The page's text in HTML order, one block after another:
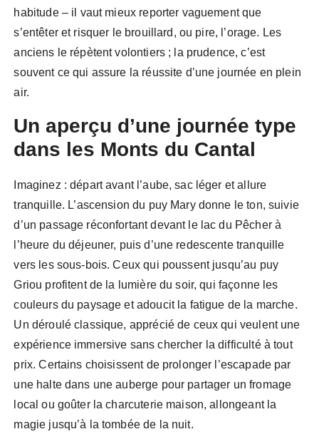
habitude – il vaut mieux reporter vaguement que
s’entêter et risquer le brouillard, ou pire, l’orage. Les
anciens le répètent volontiers ; la prudence, c’est
souvent ce qui assure la réussite d’une journée en plein
air.
Un aperçu d’une journée type
dans les Monts du Cantal
Imaginez : départ avant l’aube, sac léger et allure
tranquille. L’ascension du puy Mary donne le ton, suivie
d’un passage réconfortant devant le lac du Pêcher à
l’heure du déjeuner, puis d’une redescente tranquille
vers les sous-bois. Ceux qui poussent jusqu’au puy
Griou profitent de la lumière du soir, qui façonne les
couleurs du paysage et adoucit la fatigue de la marche.
Un déroulé classique, apprécié de ceux qui veulent une
expérience immersive sans chercher la difficulté à tout
prix. Certains choisissent de prolonger l’escapade par
une halte dans une auberge pour partager un fromage
local ou goûter la charcuterie maison, allongeant la
magie jusqu’à la tombée de la nuit.